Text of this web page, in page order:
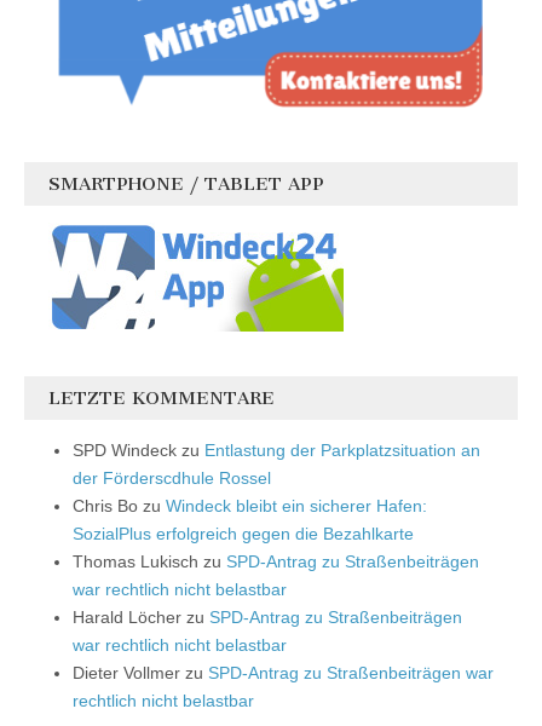
SMARTPHONE / TABLET APP
LETZTE KOMMENTARE
SPD Windeck zu Entlastung der Parkplatzsituation an
der Förderscdhule Rossel
Chris Bo zu Windeck bleibt ein sicherer Hafen:
SozialPlus erfolgreich gegen die Bezahlkarte
Thomas Lukisch zu SPD-Antrag zu Straßenbeiträgen
war rechtlich nicht belastbar
Harald Löcher zu SPD-Antrag zu Straßenbeiträgen
war rechtlich nicht belastbar
Dieter Vollmer zu SPD-Antrag zu Straßenbeiträgen war
rechtlich nicht belastbar